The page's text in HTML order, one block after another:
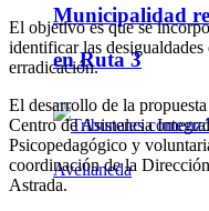
Municipalidad
en Ruta 3
El objetivo es que se
identificar las desigualdades
erradicación.
El desarrollo de la
Centro de Asistencia
Psicopedagógico y
coordinación de la
Astrada.